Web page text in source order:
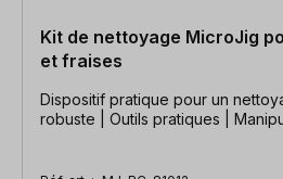
Kit de nettoyage MicroJig
et fraises
Dispositif pratique pour un
robuste | Outils pratiques |